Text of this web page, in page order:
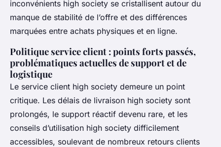
inconvénients high society se cristallisent autour du
manque de stabilité de l’offre et des différences
marquées entre achats physiques et en ligne.
Politique service client : points forts passés,
problématiques actuelles de support et de
logistique
Le service client high society demeure un point
critique. Les délais de livraison high society sont
prolongés, le support réactif devenu rare, et les
conseils d’utilisation high society difficilement
accessibles, soulevant de nombreux retours clients